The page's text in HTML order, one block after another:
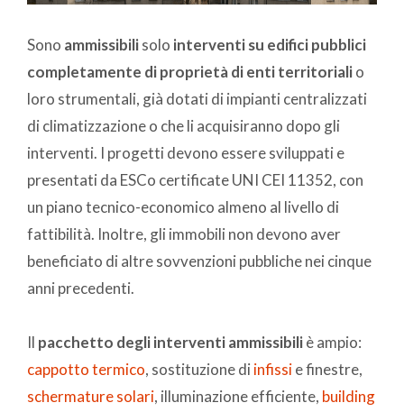
Sono ammissibilisolo interventi su edifici pubblici
completamente di proprietà di enti territorialio
loro strumentali, già dotati di impianti centralizzati
di climatizzazione o che li acquisiranno dopo gli
interventi. I progetti devono essere sviluppati e
presentati da ESCo certificate UNI CEI 11352, con
un piano tecnico-economico almeno al livello di
fattibilità. Inoltre, gli immobili non devono aver
beneficiato di altre sovvenzioni pubbliche nei cinque
anni precedenti.
Il pacchetto degli interventi ammissibiliè ampio:
cappotto termico, sostituzione di infissie finestre,
schermature solari, illuminazione efficiente, building